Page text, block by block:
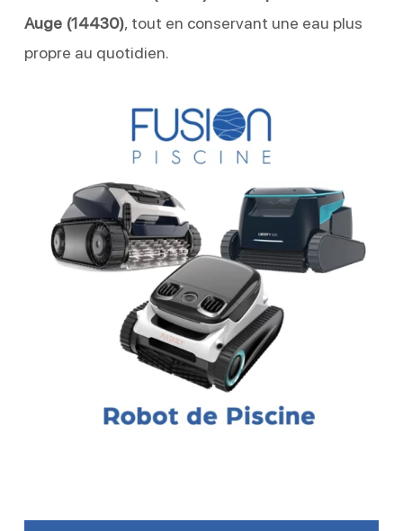
Auge (14430), tout en conservant une eau plus
propre au quotidien.